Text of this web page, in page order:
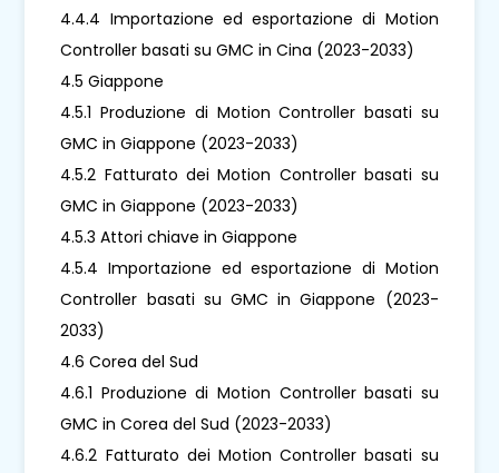
4.4.4 Importazione ed esportazione di Motion
Controller basati su GMC in Cina (2023-2033)
4.5 Giappone
4.5.1 Produzione di Motion Controller basati su
GMC in Giappone (2023-2033)
4.5.2 Fatturato dei Motion Controller basati su
GMC in Giappone (2023-2033)
4.5.3 Attori chiave in Giappone
4.5.4 Importazione ed esportazione di Motion
Controller basati su GMC in Giappone (2023-
2033)
4.6 Corea del Sud
4.6.1 Produzione di Motion Controller basati su
GMC in Corea del Sud (2023-2033)
4.6.2 Fatturato dei Motion Controller basati su